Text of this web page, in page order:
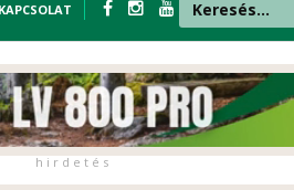
KAPCSOLAT
h i r d e t é s